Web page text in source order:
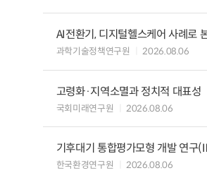
AI전환기, 디지털헬스케어 사례로
과학기술정책연구원 2026.08.06
고령화·지역소멸과 정치적 대표성
국회미래연구원 2026.08.06
기후대기 통합평가모형 개발 연구
한국환경연구원 2026.08.06